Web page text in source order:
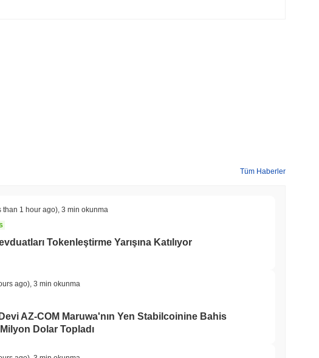
Tüm Haberler
than 1 hour ago) 3 min okunma
Tokenleştirme Yarışına Katılıyor
ago) 3 min okunma
AZ-COM Maruwa'nın Yen Stabilcoinine Bahis
Dolar Topladı